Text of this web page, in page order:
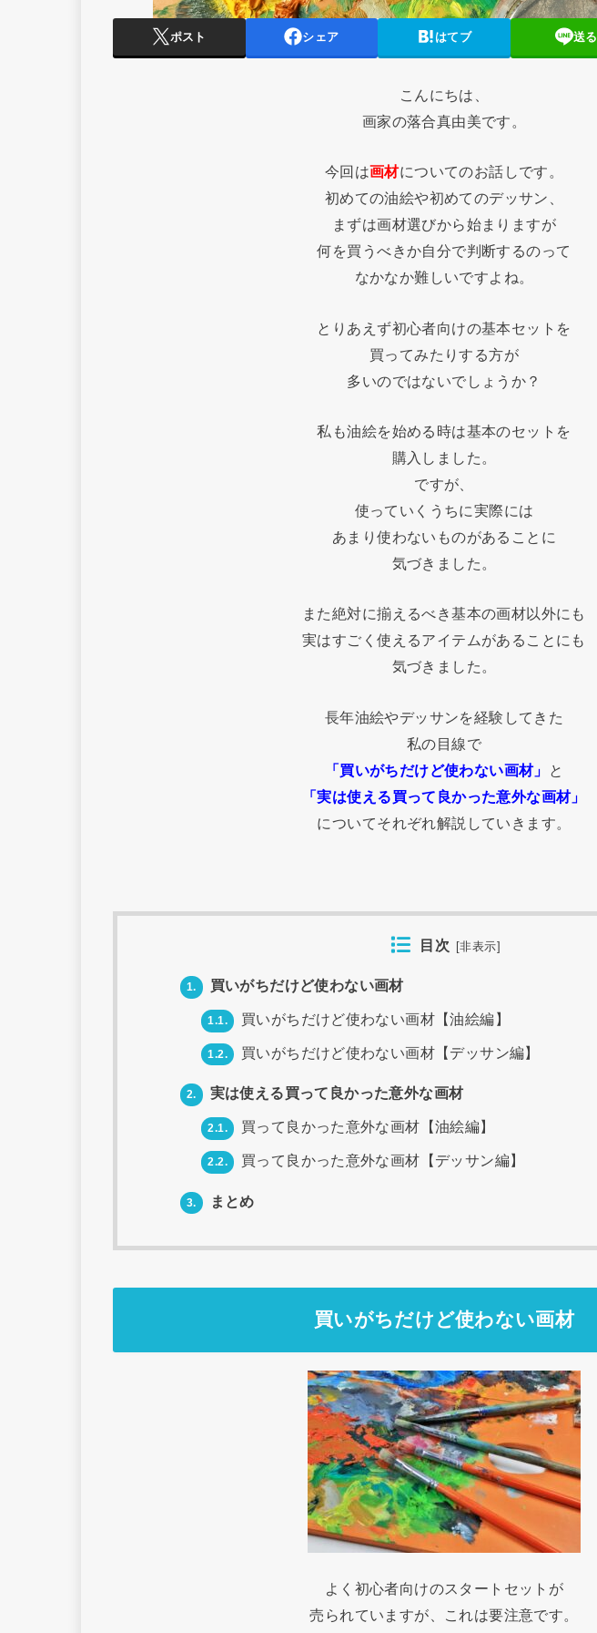
ポスト シェア はてブ 送る
こんにちは、
画家の落合真由美です。
今回は画材についてのお話しです。
初めての油絵や初めてのデッサン、
まずは画材選びから始まりますが
何を買うべきか自分で判断するのって
なかなか難しいですよね。
とりあえず初心者向けの基本セットを
買ってみたりする方が
多いのではないでしょうか？
私も油絵を始める時は基本のセットを
購入しました。
ですが、
使っていくうちに実際には
あまり使わないものがあることに
気づきました。
また絶対に揃えるべき基本の画材以外にも
実はすごく使えるアイテムがあることにも
気づきました。
長年油絵やデッサンを経験してきた
私の目線で
「買いがちだけど使わない画材」
と
「実は使える買って良かった意外な画材」
についてそれぞれ解説していきます。
目次 [非表示]
1. 買いがちだけど使わない画材
1.1. 買いがちだけど使わない画材【油絵編】
1.2. 買いがちだけど使わない画材【デッサン編】
2. 実は使える買って良かった意外な画材
2.1. 買って良かった意外な画材【油絵編】
2.2. 買って良かった意外な画材【デッサン編】
3. まとめ
買いがちだけど使わない画材
よく初心者向けのスタートセットが
売られていますが、これは要注意です。